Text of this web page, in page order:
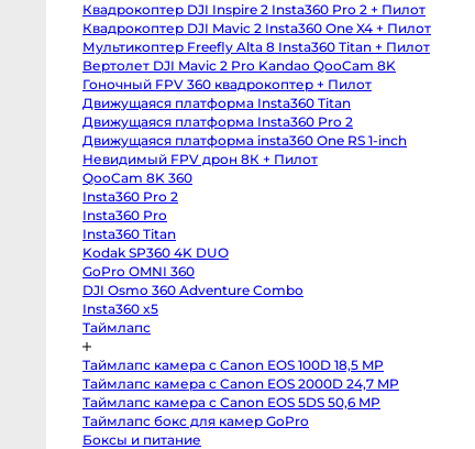
Sony
a6400
body
Sony
RX10
IV
Зеркальные
камеры
Canon
5D
Mark
IV
body
Canon
Mark
II
body
Canon
7D
Mark
Квадрокоптер DJI Inspire 2 Insta360 Pro 2 + Пилот
Квадрокоптер DJI Mavic 2 Insta360 One X4 + Пилот
Мультикоптер Freefly Alta 8 Insta360 Titan + Пилот
Вертолет DJI Mavic 2 Pro Kandao QooCam 8K
Гоночный FPV 360 квадрокоптер + Пилот
Движущаяся платформа Insta360 Titan
Движущаяся платформа Insta360 Pro 2
Движущаяся платформа insta360 One RS 1-inch
Невидимый FPV дрон 8К + Пилот
QooCam 8K 360
Insta360 Pro 2
Insta360 Pro
Insta360 Titan
Kodak SP360 4K DUO
GoPro OMNI 360
DJI Osmo 360 Adventure Combo
Insta360 x5
Таймлапс
Таймлапс камера с Canon EOS 100D 18,5 MP
Таймлапс камера с Canon EOS 2000D 24,7 MP
Таймлапс камера с Canon EOS 5DS 50,6 MP
Таймлапс бокс для камер GoPro
Боксы и питание